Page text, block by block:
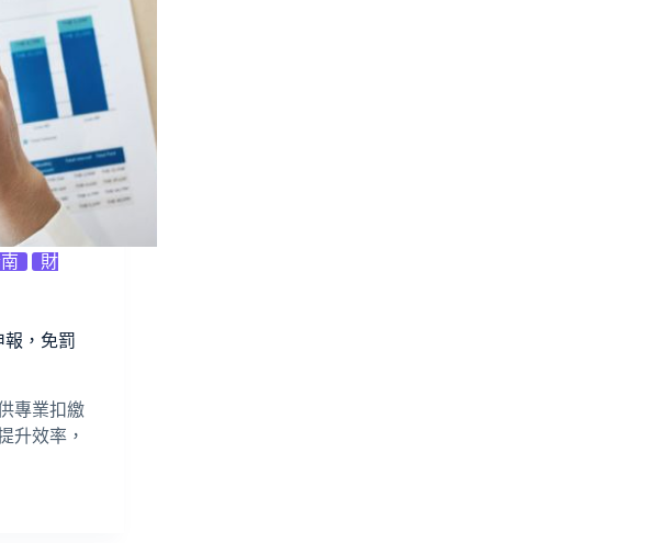
財
報，免罰
專業扣繳
升效率，